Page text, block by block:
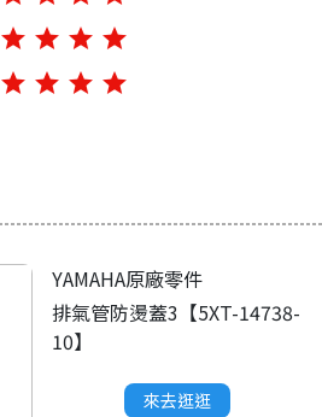
star star star star
star star star star
YAMAHA原廠零件
排氣管防燙蓋3【5XT-14738-
10】
來去逛逛